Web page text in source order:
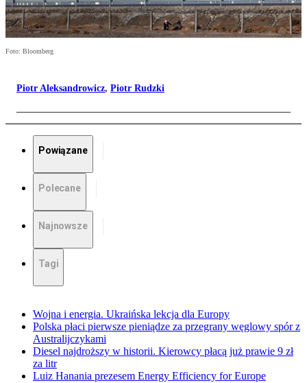
Foto: Bloomberg
Piotr Aleksandrowicz, Piotr Rudzki
Powiązane
Polecane
Najnowsze
Tagi
Wojna i energia. Ukraińska lekcja dla Europy
Polska płaci pierwsze pieniądze za przegrany węglowy spór z
Australijczykami
Diesel najdroższy w historii. Kierowcy płacą już prawie 9 zł
za litr
Luiz Hanania prezesem Energy Efficiency for Europe